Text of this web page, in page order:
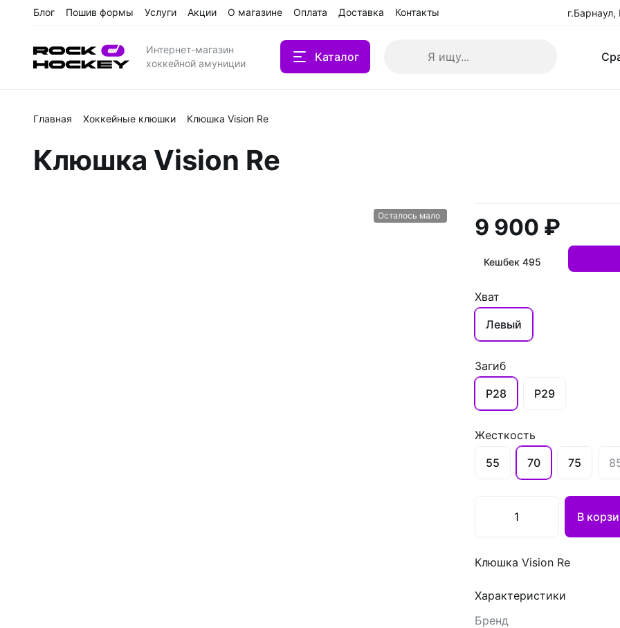
Блог Пошив формы Услуги Акции О магазине Оплата Доставка Контакты
Интернет-магазин
хоккейной амуниции
Каталог
Вратарские клюшки
Клюшки БУ
Главная Хоккейные клюшки Клюшка Vision Re
Клюшка Vision Re
Осталось мало 9 900 ₽
Кешбек 495
Хват
Левый
Загиб
P28
P29
Жесткость
55
70 75
В
Клюшка Vision Re
Характеристики
Бренд